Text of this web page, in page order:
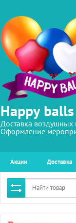
Happy balls
Доставка
Оформление
Акции Доставка